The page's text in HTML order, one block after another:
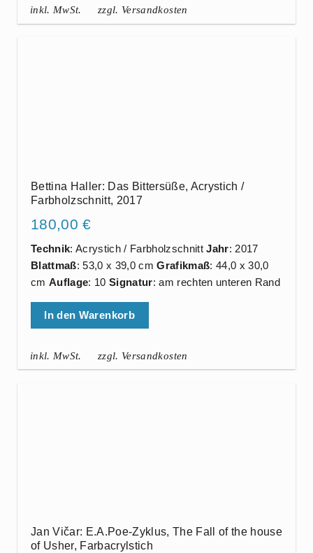
inkl. MwSt. zzgl. Versandkosten
Bettina Haller: Das Bittersüße, Acrystich /
Farbholzschnitt, 2017
180,00€
Technik: Acrystich / FarbholzschnittJahr: 2017
Blattmaß: 53,0 x 39,0 cmGrafikmaß: 44,0 x 30,0
cm Auflage: 10 Signatur: am rechten unteren Rand
In den Warenkorb
inkl. MwSt. zzgl. Versandkosten
Jan Vičar: E.A.Poe-Zyklus, The Fall of the house
of Usher, Farbacrylstich